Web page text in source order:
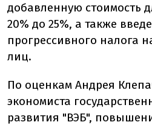
добавленную стоимость
20% до 25%, а также
прогрессивного налога
лиц.
По оценкам Андрея
экономиста
развития "ВЭБ",